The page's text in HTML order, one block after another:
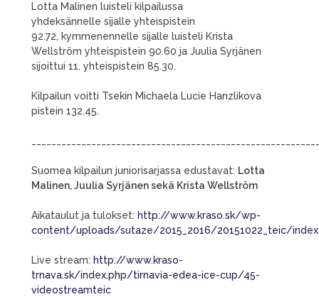
Lotta Malinen luisteli kilpailussa
yhdeksännelle sijalle yhteispistein
92.72, kymmenennelle sijalle luisteli Krista
Wellström yhteispistein 90.60 ja Juulia Syrjänen
sijoittui 11. yhteispistein 85.30.
Kilpailun voitti Tsekin Michaela Lucie Hanzlikova
pistein 132.45.
Suomea kilpailun juniorisarjassa edustavat: Lotta
Malinen, Juulia Syrjänen sekä Krista Wellström
Aikataulut ja tulokset: http://www.kraso.sk/wp-
content/uploads/sutaze/2015_2016/20151022_teic/
Live stream: http://www.kraso-
trnava.sk/index.php/tirnavia-edea-ice-cup/45-
videostreamteic